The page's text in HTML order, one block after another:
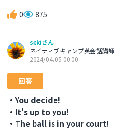
0 875
sekiさん
ネイティブキャンプ英会話講師
2024/04/05 00:00
回答
・You decide!
・It's up to you!
・The ball is in your court!